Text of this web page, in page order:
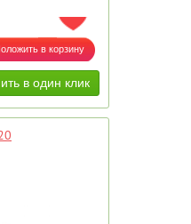
ДОБАВИТЬ В ИЗБРАННОЕ